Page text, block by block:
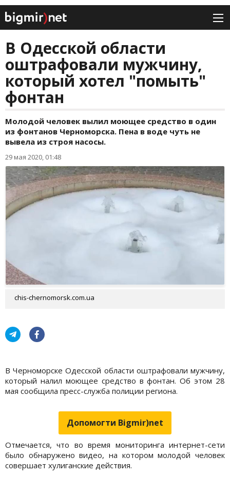
В Одесской области
оштрафовали мужчину,
который хотел "помыть"
фонтан
Молодой человек вылил моющее средство в один
из фонтанов Черноморска. Пена в воде чуть не
вывела из строя насосы.
29 мая 2020, 01:48
chis-chernomorsk.com.ua
В Черноморске Одесской области оштрафовали мужчину,
который налил моющее средство в фонтан. Об этом 28
мая сообщила пресс-служба полиции региона.
Допомогти Bigmir)net
Отмечается, что во время мониторинга интернет-сети
было обнаружено видео, на котором молодой человек
совершает хулиганские действия.